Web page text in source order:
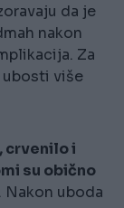
da je
nakon
Za
ubosti više
crvenilo i
su obično
. Nakon uboda